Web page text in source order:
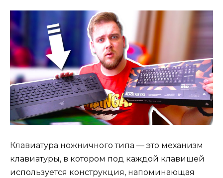
Клавиатура ножничного типа — это механизм
клавиатуры, в котором под каждой клавишей
используется конструкция, напоминающая